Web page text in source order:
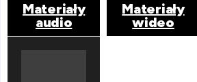
Materiały
audio
Materiały
wideo